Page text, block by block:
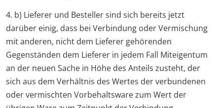
4. b) Lieferer und Besteller sind sich bereits jetzt
darüber einig, dass bei Verbindung oder Vermischung
mit anderen, nicht dem Lieferer gehörenden
Gegenständen dem Lieferer in jedem Fall Miteigentum
an der neuen Sache in Höhe des Anteils zusteht, der
sich aus dem Verhältnis des Wertes der verbundenen
oder vermischten Vorbehaltsware zum Wert der